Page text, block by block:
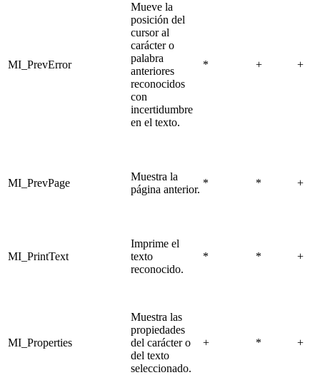
MI_PrevError
Mueve la
posición del
cursor al
carácter o
palabra
anteriores
reconocidos
con
incertidumbre
en el texto.
* + +
MI_PrevPage
Muestra la
página anterior.
* * +
MI_PrintText
Imprime el
texto
reconocido.
* * +
MI_Properties
Muestra las
propiedades
del carácter o
del texto
seleccionado.
+ * +